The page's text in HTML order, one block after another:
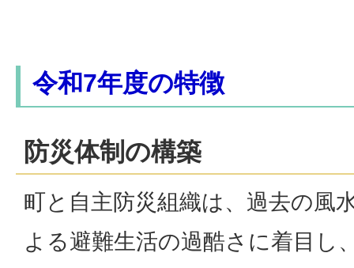
令和7年度の特徴
防災体制の構築
町と自主防災組織は、過去の風
よる避難生活の過酷さに着目し